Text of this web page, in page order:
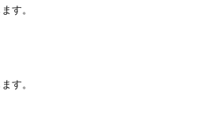
す。
す。